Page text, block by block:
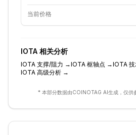
当前价格
IOTA 相关分析
IOTA 支撑/阻力 →IOTA 枢轴点 →IOTA
IOTA 高级分析 →
* 本部分数据由COINOTAG AI生成，仅供